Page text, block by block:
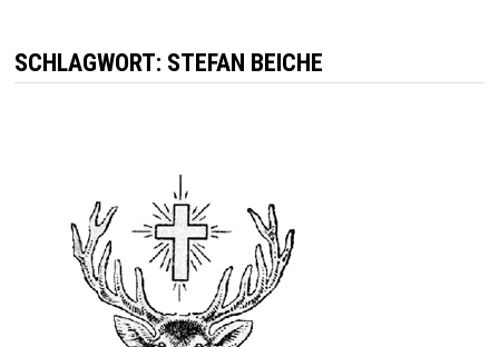
SCHLAGWORT: STEFAN BEICHE